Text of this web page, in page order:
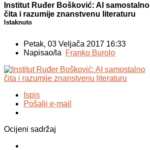
Institut Ruđer Bošković: AI samostalno
čita i razumije znanstvenu literaturu
Istaknuto
Petak, 03 Veljača 2017 16:33
Napisao/la Franko Burolo
Ispis
Pošalji e-mail
Ocijeni sadržaj